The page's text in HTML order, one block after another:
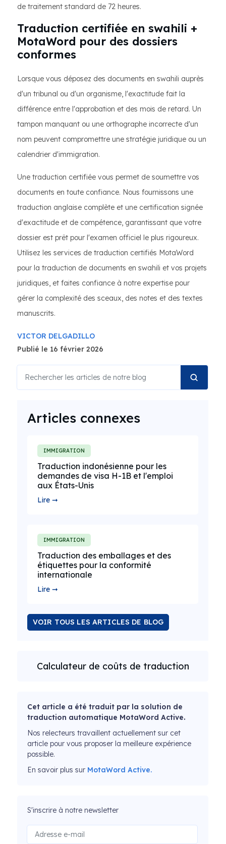
de traitement standard de 72 heures.
Traduction certifiée en swahili +
MotaWord pour des dossiers
conformes
Lorsque vous déposez des documents en swahili auprès
d'un tribunal ou d'un organisme, l'exactitude fait la
différence entre l'approbation et des mois de retard. Un
tampon manquant ou une orthographe incorrecte d'un
nom peuvent compromettre une stratégie juridique ou un
calendrier d'immigration.
Une traduction certifiée vous permet de soumettre vos
documents en toute confiance. Nous fournissons une
traduction anglaise complète et une certification signée
d'exactitude et de compétence, garantissant que votre
dossier est prêt pour l'examen officiel le plus rigoureux.
Utilisez les services de traduction certifiés MotaWord
pour la traduction de documents en swahili et vos projets
juridiques, et faites confiance à notre expertise pour
gérer la complexité des sceaux, des notes et des textes
manuscrits.
VICTOR DELGADILLO
Publié le 16 février 2026
Articles connexes
IMMIGRATION
Traduction indonésienne pour les
demandes de visa H-1B et l'emploi
aux États-Unis
Lire ➞
IMMIGRATION
Traduction des emballages et des
étiquettes pour la conformité
internationale
Lire ➞
VOIR TOUS LES ARTICLES DE BLOG
Calculateur de coûts de traduction
Cet article a été traduit par la solution de
traduction automatique MotaWord Active.
Nos relecteurs travaillent actuellement sur cet
article pour vous proposer la meilleure expérience
possible.
En savoir plus sur MotaWord Active.
S'inscrire à notre newsletter